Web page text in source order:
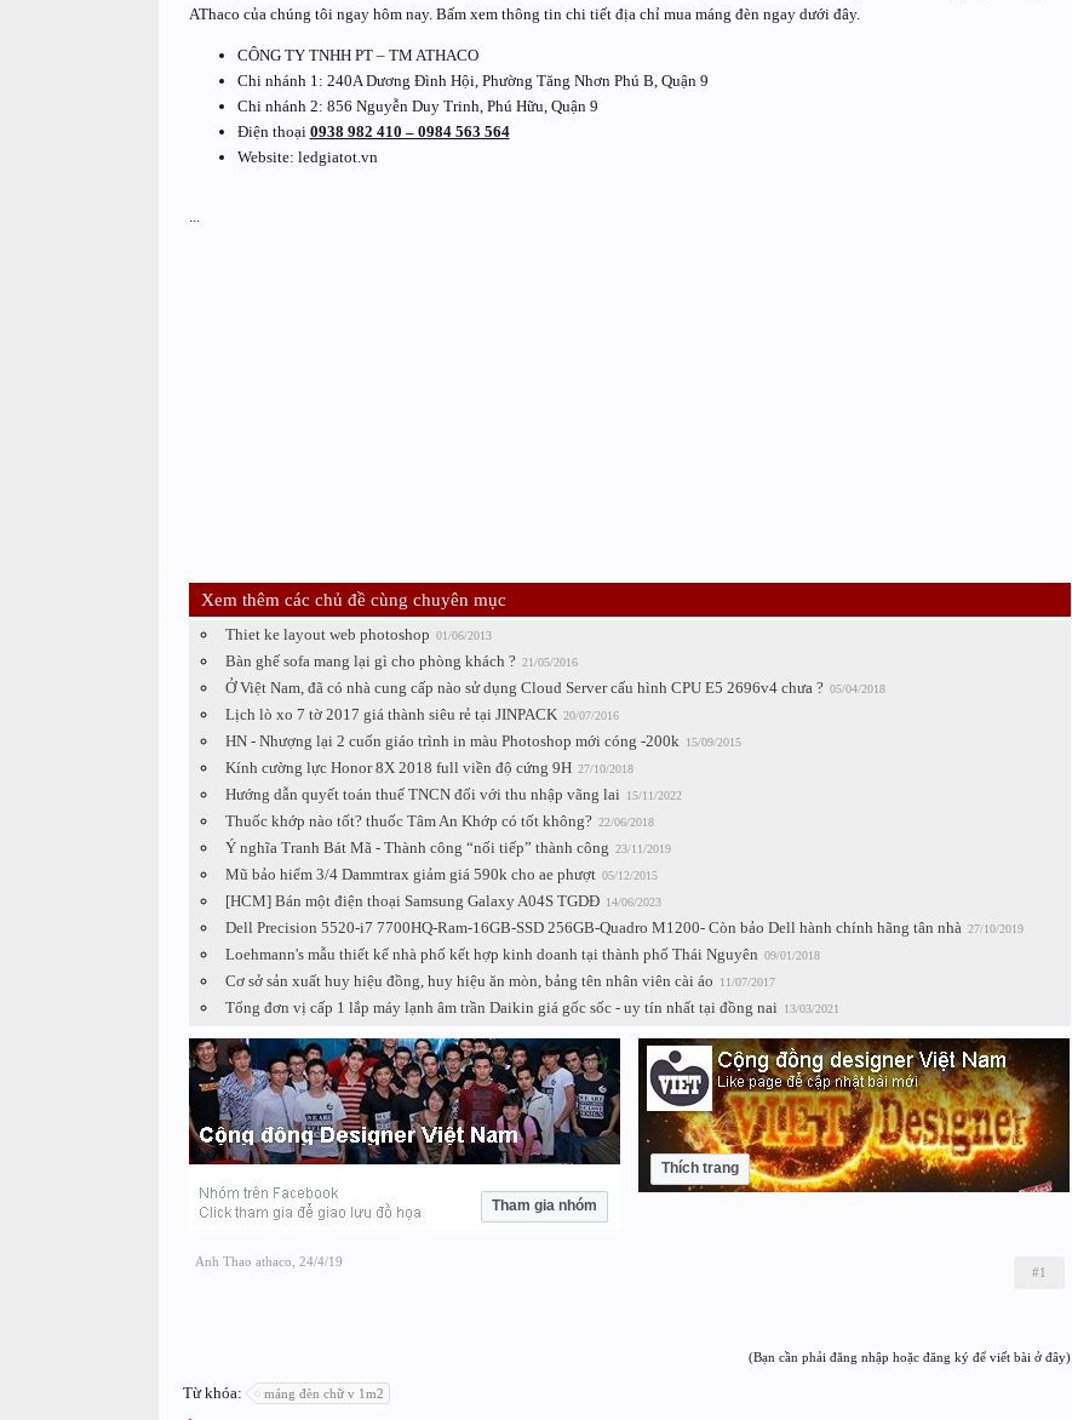
AThaco của chúng tôi ngay hôm nay. Bấm xem thông tin chi tiết địa chỉ mua máng đèn ngay dưới đây.
CÔNG TY TNHH PT – TM ATHACO
Chi nhánh 1: 240A Dương Đình Hội, Phường Tăng Nhơn Phú B, Quận 9
Chi nhánh 2: 856 Nguyễn Duy Trinh, Phú Hữu, Quận 9
Điện thoại 0938 982 410 – 0984 563 564
Website: ledgiatot.vn
...
Xem thêm các chủ đề cùng chuyên mục
Thiet ke layout web photoshop 01/06/2013
Bàn ghế sofa mang lại gì cho phòng khách ? 21/05/2016
Ở Việt Nam, đã có nhà cung cấp nào sử dụng Cloud Server cấu hình CPU E5 2696v4 chưa ? 05/04/2018
Lịch lò xo 7 tờ 2017 giá thành siêu rẻ tại JINPACK 20/07/2016
HN - Nhượng lại 2 cuốn giáo trình in màu Photoshop mới cóng -200k 15/09/2015
Kính cường lực Honor 8X 2018 full viền độ cứng 9H 27/10/2018
Hướng dẫn quyết toán thuế TNCN đối với thu nhập vãng lai 15/11/2022
Thuốc khớp nào tốt? thuốc Tâm An Khớp có tốt không? 22/06/2018
Ý nghĩa Tranh Bát Mã - Thành công “nối tiếp” thành công 23/11/2019
Mũ bảo hiểm 3/4 Dammtrax giảm giá 590k cho ae phượt 05/12/2015
[HCM] Bán một điện thoại Samsung Galaxy A04S TGDĐ 14/06/2023
Dell Precision 5520-i7 7700HQ-Ram-16GB-SSD 256GB-Quadro M1200- Còn bảo Dell hành chính hãng tân nhà 27/10/2019
Loehmann's mẫu thiết kế nhà phố kết hợp kinh doanh tại thành phố Thái Nguyên 09/01/2018
Cơ sở sản xuất huy hiệu đồng, huy hiệu ăn mòn, bảng tên nhân viên cài áo 11/07/2017
Tổng đơn vị cấp 1 lắp máy lạnh âm trần Daikin giá gốc sốc - uy tín nhất tại đồng nai 13/03/2021
Tham gia nhóm
Thích trang
Anh Thao athaco 24/4/19
#1
(Bạn cần phải đăng nhập hoặc đăng ký để viết bài ở đây)
Từ khóa: máng đèn chữ v 1m2